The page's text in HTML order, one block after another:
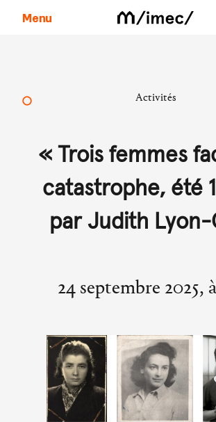
Menu
Activités
« Trois femmes
catastrophe, été
par Judith Lyon-
24 septembre 2025,